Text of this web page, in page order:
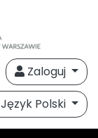
Zaloguj
Język Polski